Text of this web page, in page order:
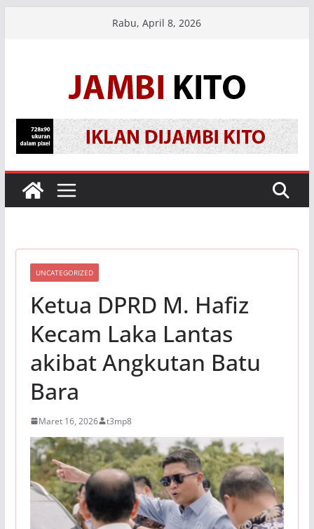
Rabu, April 8, 2026
UNCATEGORIZED
Ketua DPRD M. Hafiz
Kecam Laka Lantas
akibat Angkutan Batu
Bara
Maret 16, 2026 t3mp8